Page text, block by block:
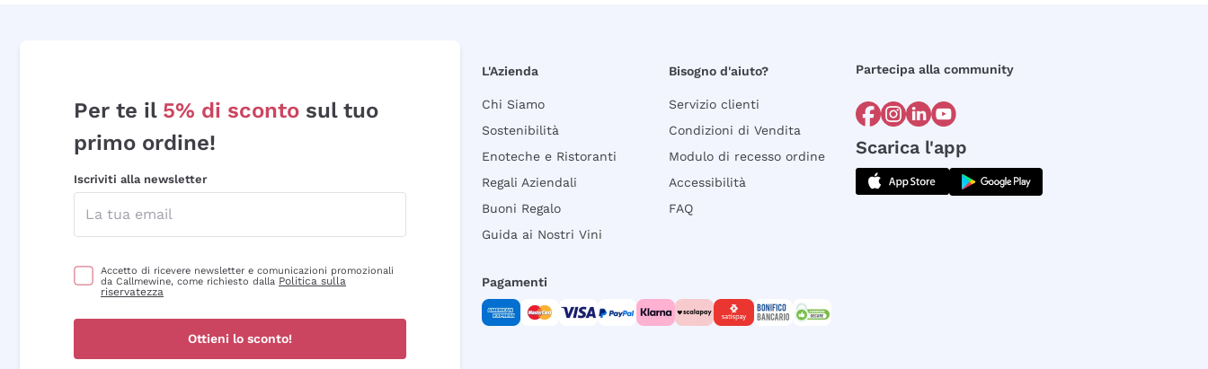
Per te il 5% di sconto sul tuo
primo ordine!
Iscriviti alla newsletter
Accetto di ricevere newsletter e comunicazioni promozionali
da Callmewine, come richiesto dalla Politica sulla
riservatezza
Ottieni lo sconto!
L'Azienda
Chi Siamo
Sostenibilità
Enoteche e Ristoranti
Regali Aziendali
Buoni Regalo
Guida ai Nostri Vini
Bisogno d'aiuto?
Servizio clienti
Condizioni di Vendita
Modulo di recesso ordine
Accessibilità
FAQ
Partecipa alla community
Scarica l'app
Pagamenti